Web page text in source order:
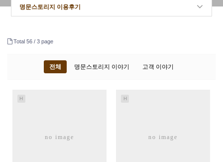
명문스토리지 이용후기
Total 56 / 3 page
전체 명문스토리지 이야기 고객 이야기
H
no image
H
no image